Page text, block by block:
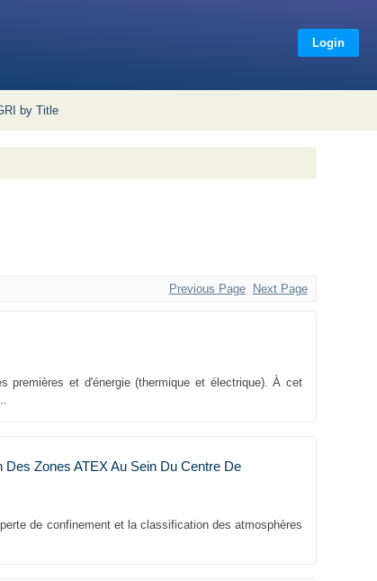
Login
by Title
Previous Page Next Page
premières et d'énergie (thermique et électrique). À cet
Zones ATEX Au Sein Du Centre De
de confinement et la classification des atmosphères